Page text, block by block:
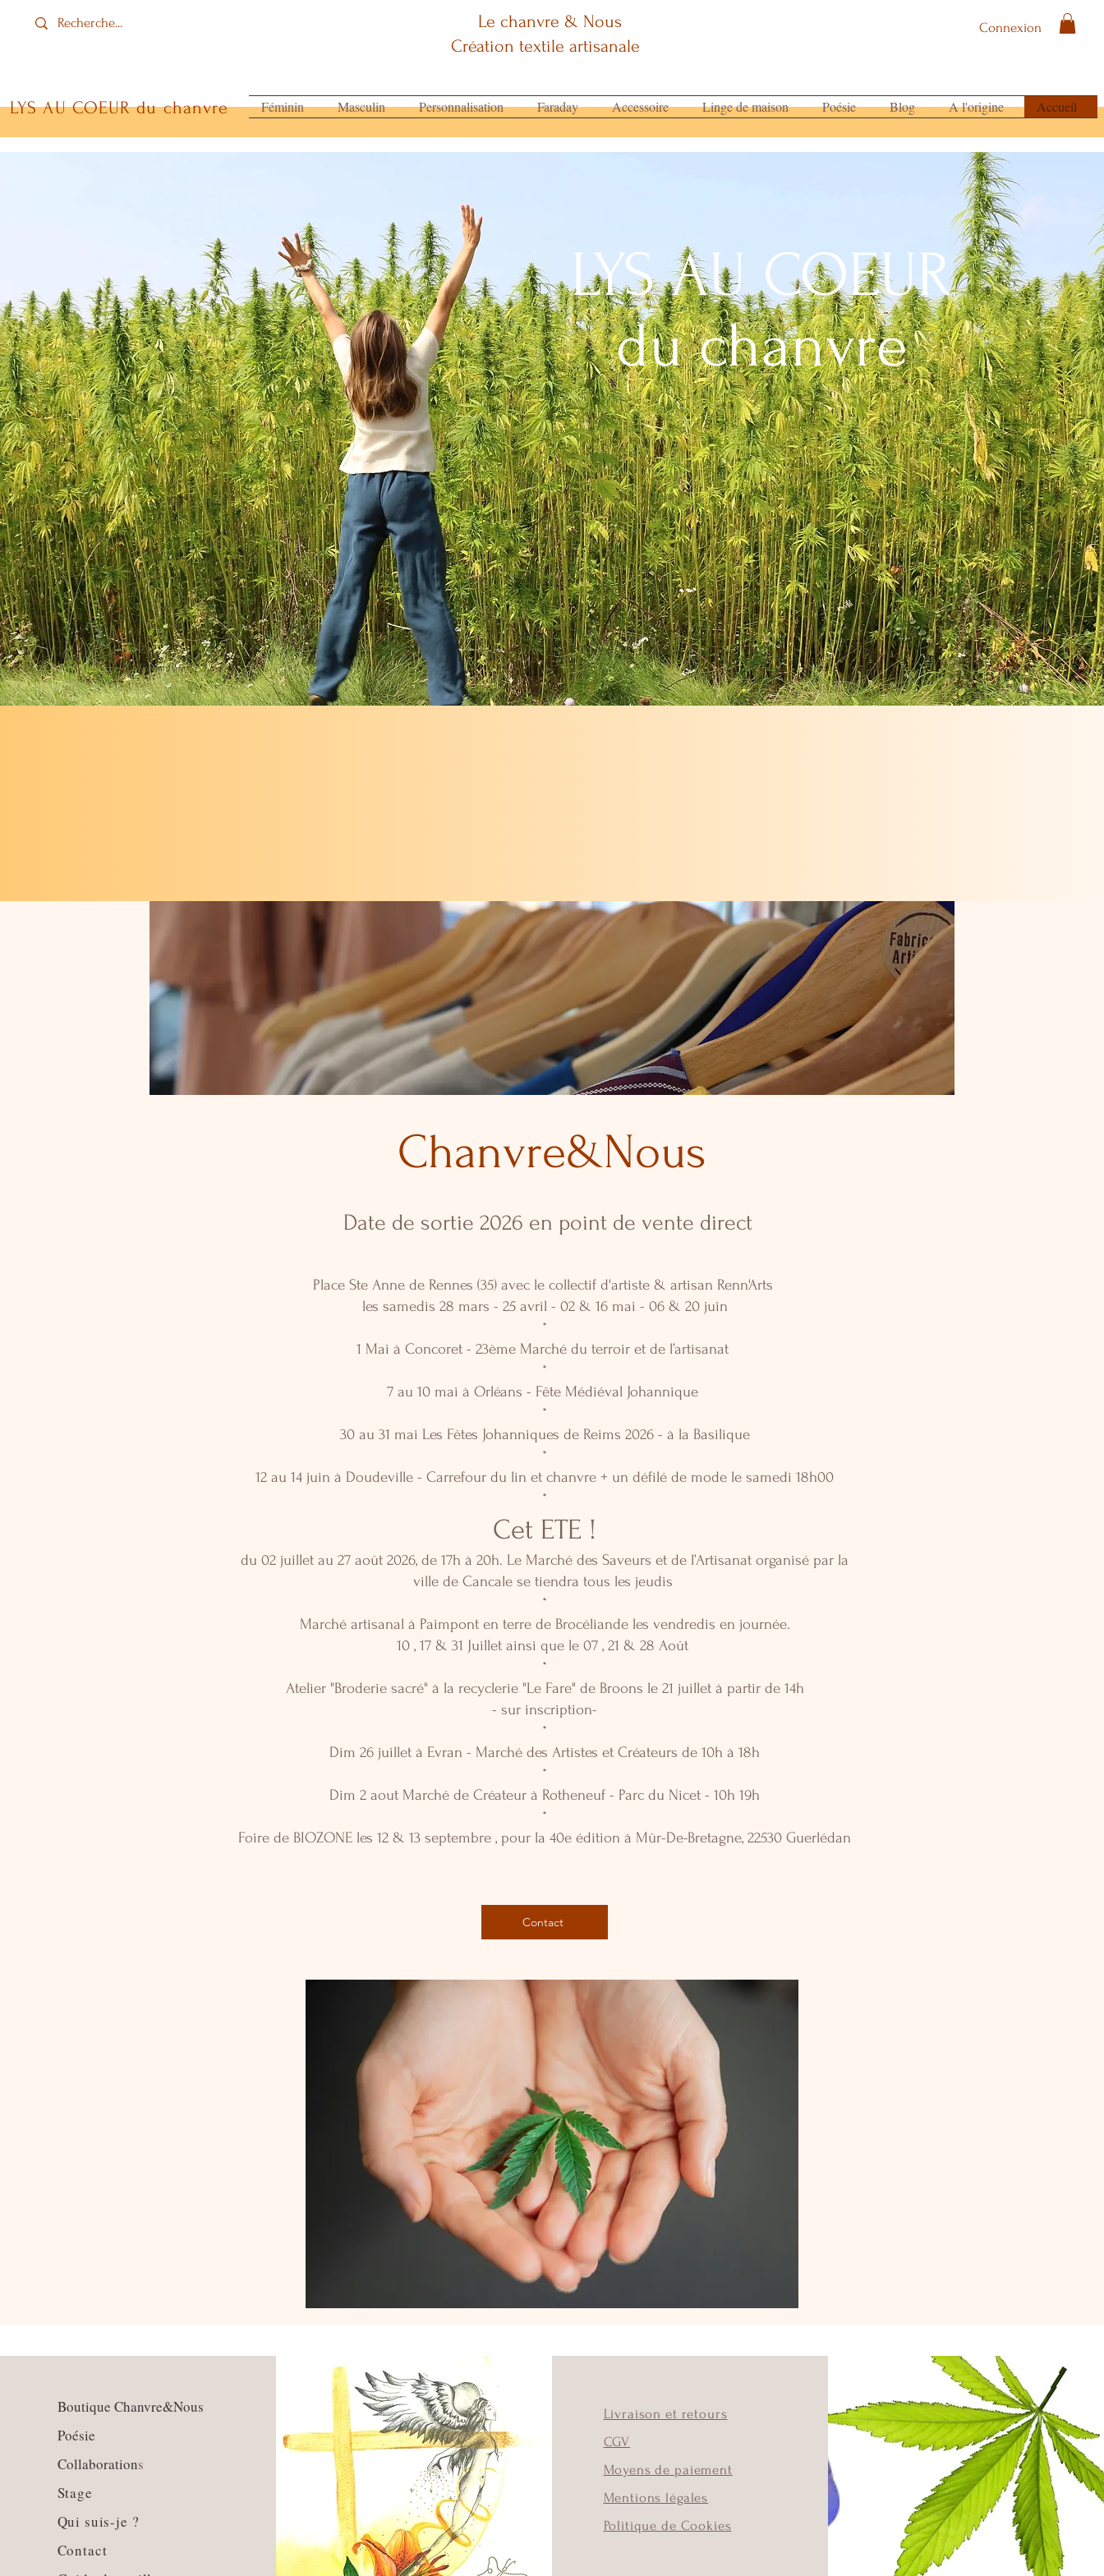
Connexion
Le chanvre & Nous
Création textile artisanale
LYS AU COEUR du chanvre Féminin Masculin Personnalisation Faraday Accessoire Linge de maison Poésie Blog A l'origine Accueil
LYS AU COEUR
du chanvre
Chanvre&Nous
Date de sortie 2026 en point de vente direct
Place Ste Anne de Rennes (35) avec le collectif d'artiste & artisan Renn'Arts
les samedis 28 mars - 25 avril - 02 & 16 mai - 06 & 20 juin
*
1 Mai à Concoret - 23ème Marché du terroir et de l’artisanat
*
7 au 10 mai à Orléans - Fête Médiéval Johannique
*
30 au 31 mai Les Fêtes Johanniques de Reims 2026 - à la Basilique
*
12 au 14 juin à Doudeville - Carrefour du lin et chanvre + un défilé de mode le samedi 18h00
*
Cet ETE !
du 02 juillet au 27 août 2026, de 17h à 20h. Le Marché des Saveurs et de l’Artisanat organisé par la
ville de Cancale se tiendra tous les jeudis
*
Marché artisanal à Paimpont en terre de Brocéliande les vendredis en journée.
10 , 17 & 31 Juillet ainsi que le 07 , 21 & 28 Août
*
Atelier "Broderie sacré" à la recyclerie "Le Fare" de Broons le 21 juillet à partir de 14h
- sur inscription-
*
Dim 26 juillet à Evran - Marché des Artistes et Créateurs de 10h à 18h
*
Dim 2 aout Marché de Créateur à Rotheneuf - Parc du Nicet - 10h 19h
*
Foire de BIOZONE les 12 & 13 septembre , pour la 40e édition à Mûr-De-Bretagne, 22530 Guerlédan
Contact
Boutique Chanvre&Nous
Poésie
Collaborations
Stage
Qui suis-je ?
Contact
Livraison et retours
CGV
Moyens de paiement
Mentions légales
Politique de Cookies